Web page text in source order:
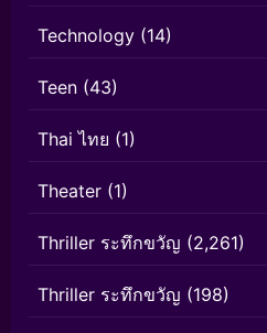
Technology (14)
Teen (43)
Thai ไทย (1)
Theater (1)
Thriller ระทึกขวัญ (2,261)
Thriller ระทึกขวัญ (198)